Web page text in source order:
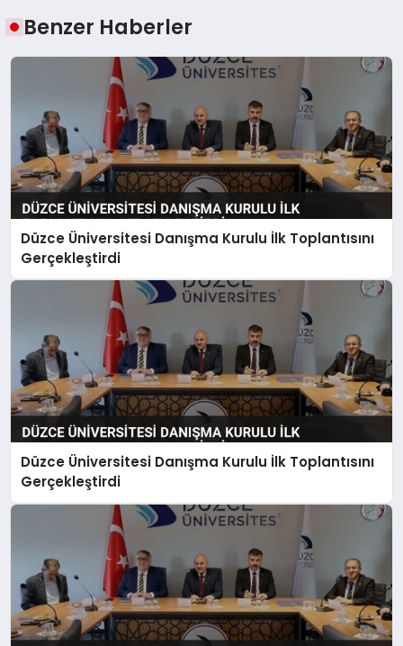
Benzer Haberler
Düzce Üniversitesi Danışma Kurulu İlk Toplantısını
Gerçekleştirdi
Düzce Üniversitesi Danışma Kurulu İlk Toplantısını
Gerçekleştirdi